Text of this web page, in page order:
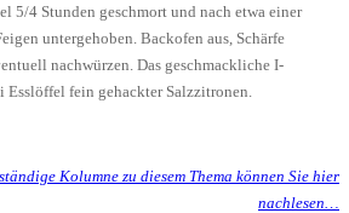
5/4 Stunden geschmort und nach etwa einer
untergehoben. Backofen aus, Schärfe
nachwürzen. Das geschmackliche I-
fein gehackter Salzzitronen.
Kolumne zu diesem Thema können Sie hier
nachlesen…